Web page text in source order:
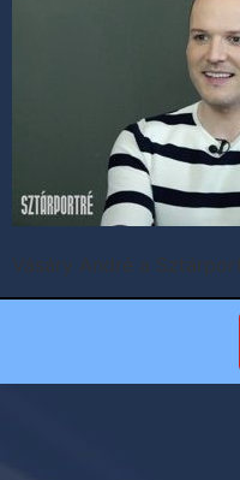
Vásáry André a